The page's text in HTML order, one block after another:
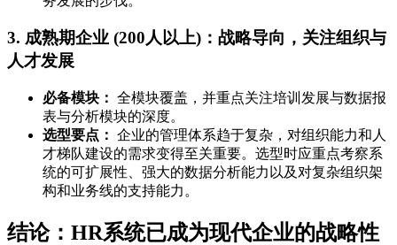
3. 成熟期企业 (200人以上)：战略导向，关注组织与
人才发展
必备模块： 全模块覆盖，并重点关注培训发展与数据报
表与分析模块的深度。
选型要点： 企业的管理体系趋于复杂，对组织能力和人
才梯队建设的需求变得至关重要。选型时应重点考察系
统的可扩展性、强大的数据分析能力以及对复杂组织架
构和业务线的支持能力。
结论：HR系统已成为现代企业的战略性